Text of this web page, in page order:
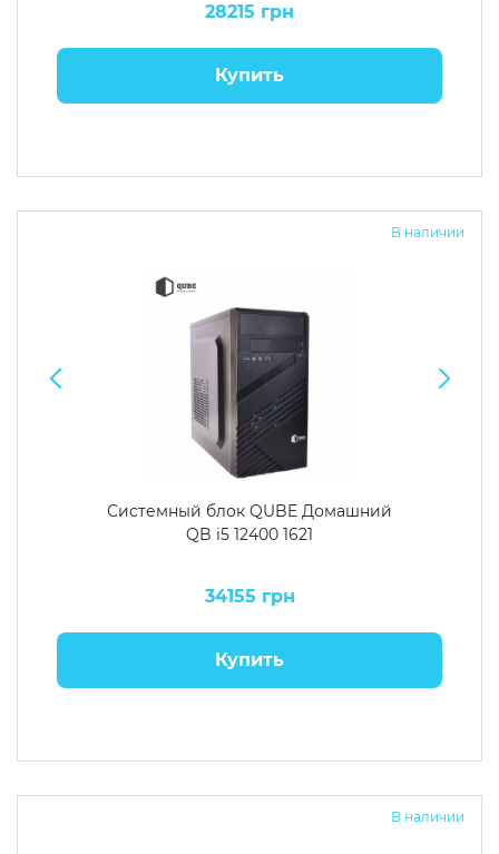
28215 грн
Купить
В наличии
Системный блок QUBE Домашний
QB i5 12400 1621
34155 грн
Купить
В наличии